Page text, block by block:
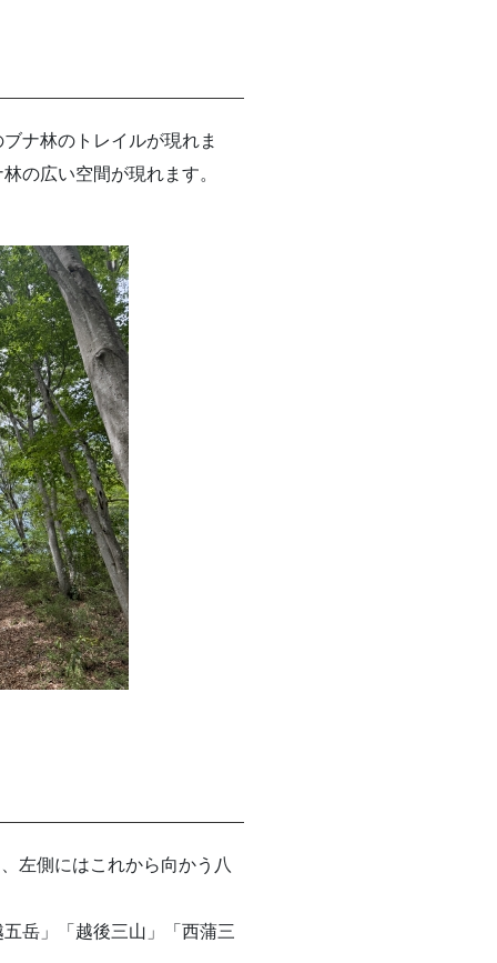
ナ林のトレイルが現れま
の広い空間が現れます。
左側にはこれから向かう八
岳」「越後三山」「西蒲三